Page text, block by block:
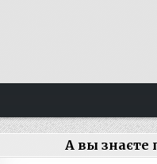
А вы знаєте